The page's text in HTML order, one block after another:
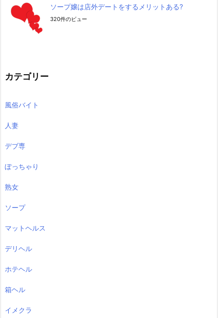
ソープ嬢は店外デートをするメリットある?
320件のビュー
カテゴリー
風俗バイト
人妻
デブ専
ぽっちゃり
熟女
ソープ
マットヘルス
デリヘル
ホテヘル
箱ヘル
イメクラ